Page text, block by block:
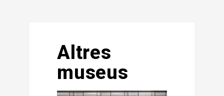
Altres
museus